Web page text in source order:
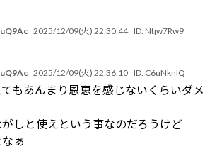
2025/12/09(火) 22:30:44 ID: Ntjw7Rw9
2025/12/09(火) 22:36:10 ID: C6uNknIQ
もあんまり恩恵を感じないくらいダメ
しと使えという事なのだろうけど
ぁ